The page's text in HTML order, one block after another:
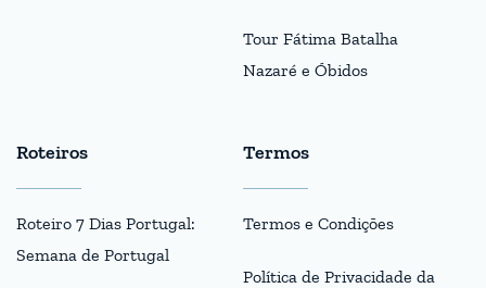
Tour Fátima Batalha
Nazaré e Óbidos
Roteiros
Roteiro 7 Dias Portugal:
Semana de Portugal
Termos
Termos e Condições
Política de Privacidade da